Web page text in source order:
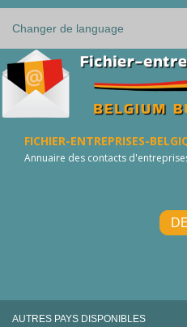
Changer de language
FICHIER-ENTREPRISES-
Annuaire des contacts
AUTRES PAYS DISPONIBLES